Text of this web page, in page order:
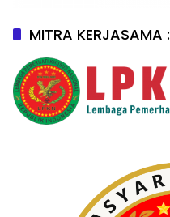
MITRA KERJASAMA :